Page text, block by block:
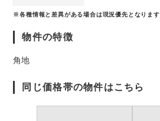
※各種情報と差異がある場合は現況優先となります
物件の特徴
角地
同じ価格帯の物件はこちら